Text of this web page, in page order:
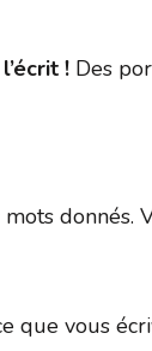
! Des
que vous